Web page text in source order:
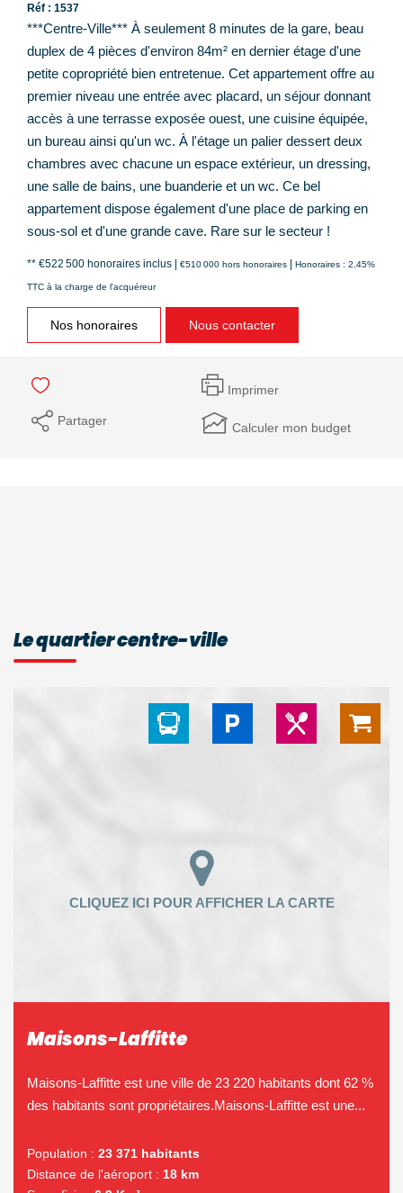
Réf : 1537
***Centre-Ville*** À seulement 8 minutes de la gare, beau
duplex de 4 pièces d'environ 84m² en dernier étage d'une
petite copropriété bien entretenue. Cet appartement offre au
premier niveau une entrée avec placard, un séjour donnant
accès à une terrasse exposée ouest, une cuisine équipée,
un bureau ainsi qu'un wc. À l'étage un palier dessert deux
chambres avec chacune un espace extérieur, un dressing,
une salle de bains, une buanderie et un wc. Ce bel
appartement dispose également d'une place de parking en
sous-sol et d'une grande cave. Rare sur le secteur !
** €522 500 honoraires inclus | €510 000 hors honoraires | Honoraires : 2.45%
TTC à la charge de l'acquéreur
Nos honoraires Nous contacter
Imprimer
Partager Calculer mon budget
Le quartier centre-ville
Maisons-Laffitte
Maisons-Laffitte est une ville de 23 220 habitants dont 62 %
des habitants sont propriétaires.Maisons-Laffitte est une...
Population : 23 371 habitants
Distance de l'aéroport : 18 km